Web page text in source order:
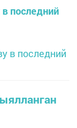
последний